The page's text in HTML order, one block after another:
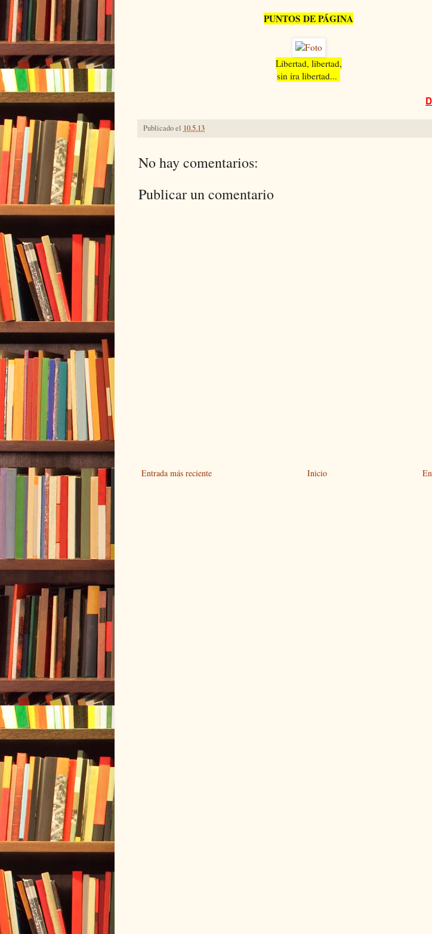
PUNTOS DE PÁGINA
Libertad, libertad,
sin ira libertad...
Publicado el 10.5.13
No hay comentarios:
Publicar un comentario
Entrada más reciente Inicio